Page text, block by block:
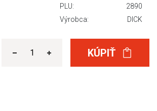
PLU:
2890
Výrobca:
DICK
KÚPIŤ